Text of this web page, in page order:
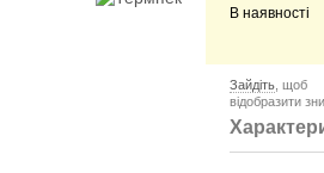
В наявності
Зайдіть , щоб
відобразити